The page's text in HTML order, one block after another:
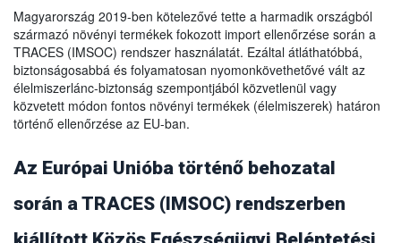
Magyarország 2019-ben kötelezővé tette a harmadik országból
származó növényi termékek fokozott import ellenőrzése során a
TRACES (IMSOC) rendszer használatát. Ezáltal átláthatóbbá,
biztonságosabbá és folyamatosan nyomonkövethetővé vált az
élelmiszerlánc-biztonság szempontjából közvetlenül vagy
közvetett módon fontos növényi termékek (élelmiszerek) határon
történő ellenőrzése az EU-ban.
Az Európai Unióba történő behozatal
során a TRACES (IMSOC) rendszerben